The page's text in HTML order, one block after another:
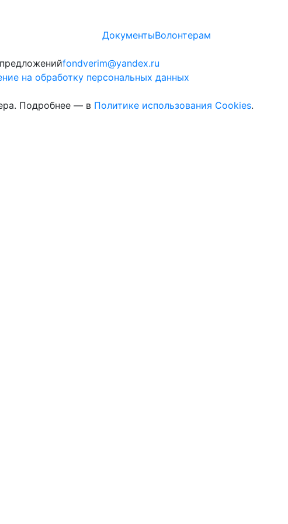
ДокументыВолонтерам
fondverim@yandex.ru
на обработку персональных данных
Подробнее — в Политике использования Cookies.